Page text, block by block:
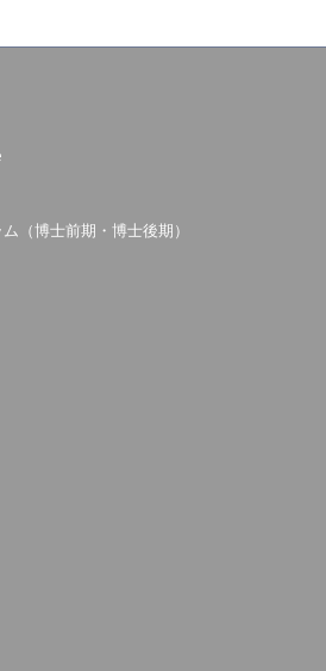
（博士前期・博士後期）